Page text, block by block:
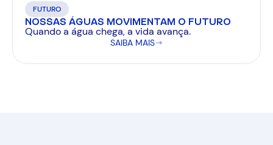
FUTURO
NOSSAS ÁGUAS MOVIMENTAM O FUTURO
Quando a água chega, a vida avança.
SAIBA MAIS